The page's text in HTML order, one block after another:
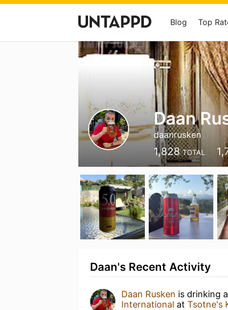
Blog Top
Daan
daanrusken
1,828 TOTAL
Daan's Recent Activity
Daan Rusken is drinking a
International at Tsotne's